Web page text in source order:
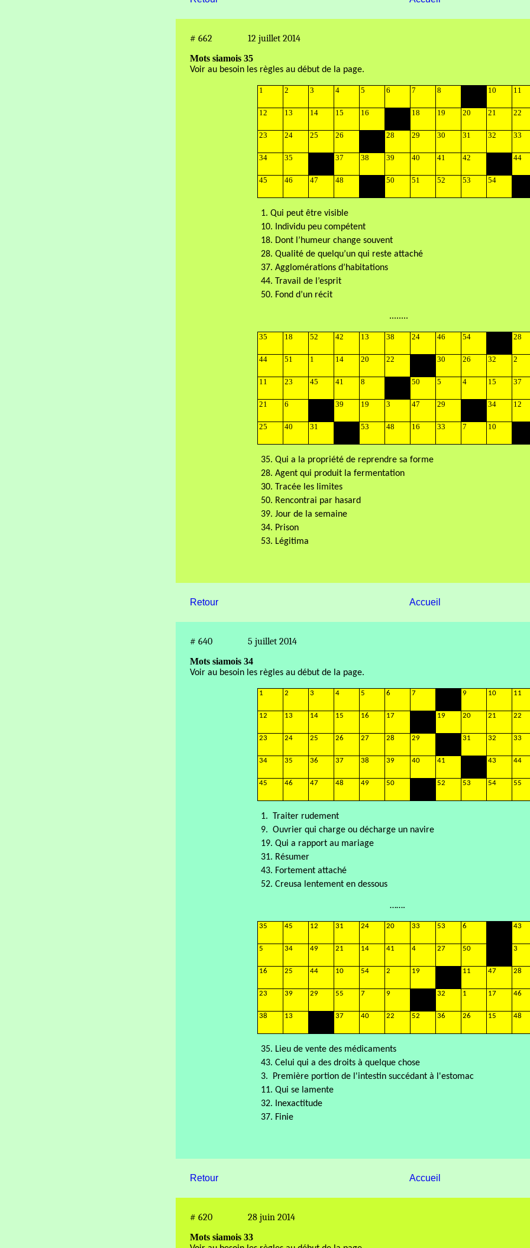
# 662 12 juillet 2014
Mots siamois 35
Voir au besoin les règles au début de la page.
1 2 3 4 5 6 7 8 10 11
12 13 14 15 16 18 19 20 21 22
23 24 25 26 28 29 30 31 32 33
34 35 37 38 39 40 41 42 44
45 46 47 48 50 51 52 53 54
1. Qui peut être visible
10. Individu peu compétent
18. Dont l’humeur change souvent
28. Qualité de quelqu’un qui reste attaché
37. Agglomérations d’habitations
44. Travail de l’esprit
50. Fond d’un récit
........
35 18 52 42 13 38 24 46 54 28
44 51 1 14 20 22 30 26 32 2
11 23 45 41 8 50 5 4 15 37
21 6 39 19 3 47 29 34 12
25 40 31 53 48 16 33 7 10
35. Qui a la propriété de reprendre sa forme
28. Agent qui produit la fermentation
30. Tracée les limites
50. Rencontrai par hasard
39. Jour de la semaine
34. Prison
53. Légitima
Retour Accueil
# 640 5 juillet 2014
Mots siamois 34
Voir au besoin les règles au début de la page.
1 2 3 4 5 6 7 9 10 11
12 13 14 15 16 17 19 20 21 22
23 24 25 26 27 28 29 31 32 33
34 35 36 37 38 39 40 41 43 44
45 46 47 48 49 50 52 53 54 55
1.
Traiter rudement
9. Ouvrier qui charge ou décharge un navire
19. Qui a rapport au mariage
31. Résumer
43. Fortement attaché
52. Creusa lentement en dessous
…….
35 45 12 31 24 20 33 53 6 43
5 34 49 21 14 41 4 27 50 3
16 25 44 10 54 2 19 11 47 28
23 39 29 55 7 9 32 1 17 46
38 13 37 40 22 52 36 26 15 48
35. Lieu de vente des médicaments
43. Celui qui a des droits à quelque chose
3.
Première portion de l'intestin succédant à l'estomac
11. Qui se lamente
32. Inexactitude
37. Finie
Retour Accueil
# 620 28 juin 2014
Mots siamois 33